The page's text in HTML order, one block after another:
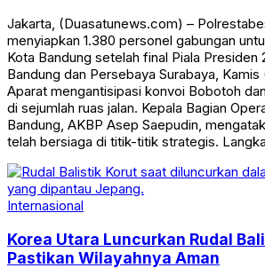
Jakarta, (Duasatunews.com) –
menyiapkan 1.380 personel gabungan
Kota Bandung setelah final Piala Presiden
Bandung dan Persebaya Surabaya,
Aparat mengantisipasi konvoi Bobotoh
di sejumlah ruas jalan. Kepala Bagian
Bandung, AKBP Asep Saepudin,
telah bersiaga di titik-titik strategis.
Internasional
Korea Utara Luncurkan Rudal
Pastikan Wilayahnya Aman